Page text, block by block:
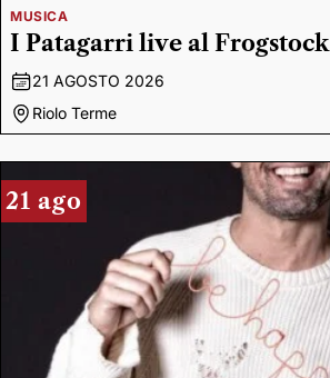
MUSICA
I Patagarri live al Frogstock
21 AGOSTO 2026
Riolo Terme
21 ago